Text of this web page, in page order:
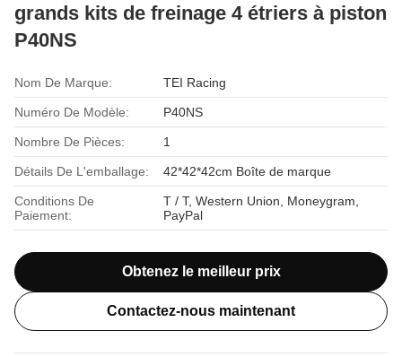
grands kits de freinage 4 étriers à piston
P40NS
Nom De Marque: TEI Racing
Numéro De Modèle: P40NS
Nombre De Pièces: 1
Détails De L'emballage: 42*42*42cm Boîte de marque
Conditions De
Paiement:
T / T, Western Union, Moneygram,
PayPal
Obtenez le meilleur prix
Contactez-nous maintenant